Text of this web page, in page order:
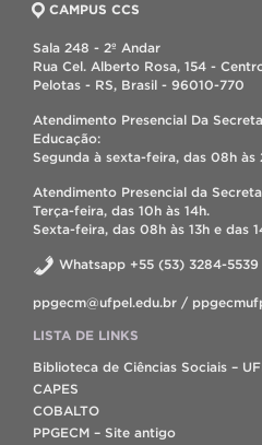
CAMPUS CCS
Sala 248 - 2º Andar
Rua Cel. Alberto Rosa, 154 -
Pelotas - RS, Brasil - 96010-770
Atendimento Presencial Da
Educação:
Segunda à sexta-feira, das 08h às
Atendimento Presencial da
Terça-feira, das 10h às 14h.
Sexta-feira, das 08h às 13h e das
Whatsapp +55 (53) 3284-5539
ppgecm@ufpel.edu.br /
LISTA DE LINKS
Biblioteca de Ciências Sociais –
CAPES
COBALTO
PPGECM – Site antigo